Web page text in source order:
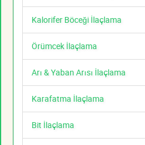
Kalorifer Böceği İlaçlama
Örümcek İlaçlama
Arı & Yaban Arısı İlaçlama
Karafatma İlaçlama
Bit İlaçlama